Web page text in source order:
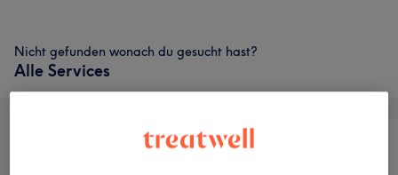
Nicht gefunden wonach du gesucht hast?
Alle Services